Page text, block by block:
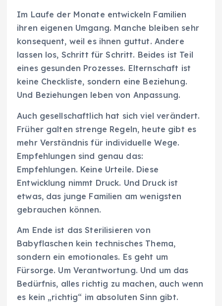
Im Laufe der Monate entwickeln Familien
ihren eigenen Umgang. Manche bleiben sehr
konsequent, weil es ihnen guttut. Andere
lassen los, Schritt für Schritt. Beides ist Teil
eines gesunden Prozesses. Elternschaft ist
keine Checkliste, sondern eine Beziehung.
Und Beziehungen leben von Anpassung.
Auch gesellschaftlich hat sich viel verändert.
Früher galten strenge Regeln, heute gibt es
mehr Verständnis für individuelle Wege.
Empfehlungen sind genau das:
Empfehlungen. Keine Urteile. Diese
Entwicklung nimmt Druck. Und Druck ist
etwas, das junge Familien am wenigsten
gebrauchen können.
Am Ende ist das Sterilisieren von
Babyflaschen kein technisches Thema,
sondern ein emotionales. Es geht um
Fürsorge. Um Verantwortung. Und um das
Bedürfnis, alles richtig zu machen, auch wenn
es kein „richtig“ im absoluten Sinn gibt.